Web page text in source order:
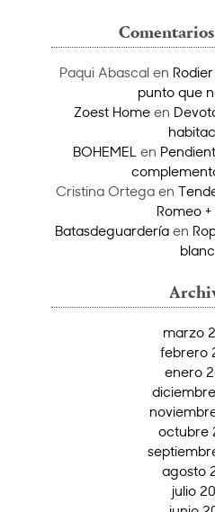
Paqui Abascalen
punto que
Zoest Homeen
BOHEMEL en
Cristina Ortegaen
Romeo
Batasdeguardería en
marzo
febrero
enero
octubre
agosto
julio